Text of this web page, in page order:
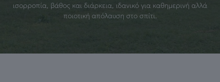
ισορροπία, βάθος και διάρκεια, ιδανικό για καθημερινή αλλά
ποιοτική απόλαυση στο σπίτι.